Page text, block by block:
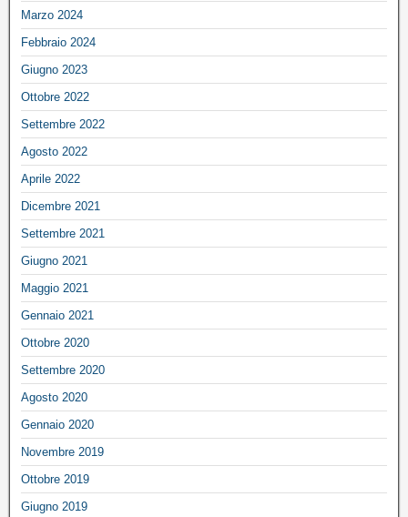
Marzo 2024
Febbraio 2024
Giugno 2023
Ottobre 2022
Settembre 2022
Agosto 2022
Aprile 2022
Dicembre 2021
Settembre 2021
Giugno 2021
Maggio 2021
Gennaio 2021
Ottobre 2020
Settembre 2020
Agosto 2020
Gennaio 2020
Novembre 2019
Ottobre 2019
Giugno 2019